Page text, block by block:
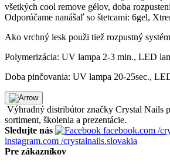
všetkých cool remove gélov, doba
Odporúčame nanášaľ so štetcami: 6gel,
Ako vrchný lesk použi tiež rozpustný
Polymerizácia: UV lampa 2-3 min., LED
Doba pinčovania: UV lampa 20-25sec.,
Výhradný distribútor značky Crystal Nails
sortiment, školenia a prezentácie.
Sledujte nás
facebook.com /
instagram.com /crystalnails.slovakia
Pre zákazníkov